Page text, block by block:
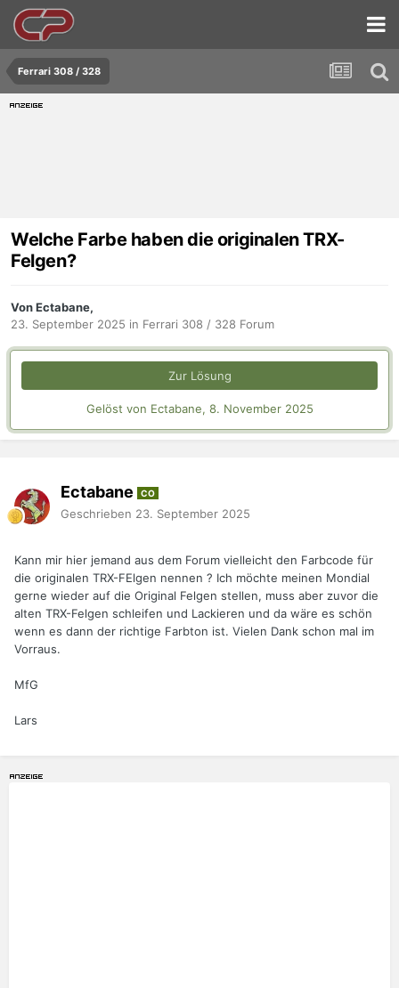
Ferrari 308 / 328
Welche Farbe haben die originalen TRX-
Felgen?
Von Ectabane,
23. September 2025 in Ferrari 308 / 328 Forum
Zur Lösung
Gelöst von Ectabane, 8. November 2025
Ectabane CO
Geschrieben 23. September 2025
Kann mir hier jemand aus dem Forum vielleicht den Farbcode für
die originalen TRX-FElgen nennen ? Ich möchte meinen Mondial
gerne wieder auf die Original Felgen stellen, muss aber zuvor die
alten TRX-Felgen schleifen und Lackieren und da wäre es schön
wenn es dann der richtige Farbton ist. Vielen Dank schon mal im
Vorraus.
MfG
Lars